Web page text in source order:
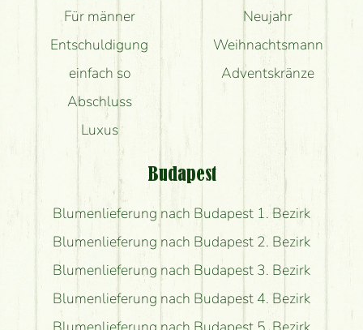
Für männer
Entschuldigung
einfach so
Abschluss
Luxus
Neujahr
Weihnachtsmann
Adventskränze
Budapest
Blumenlieferung nach Budapest 1. Bezirk
Blumenlieferung nach Budapest 2. Bezirk
Blumenlieferung nach Budapest 3. Bezirk
Blumenlieferung nach Budapest 4. Bezirk